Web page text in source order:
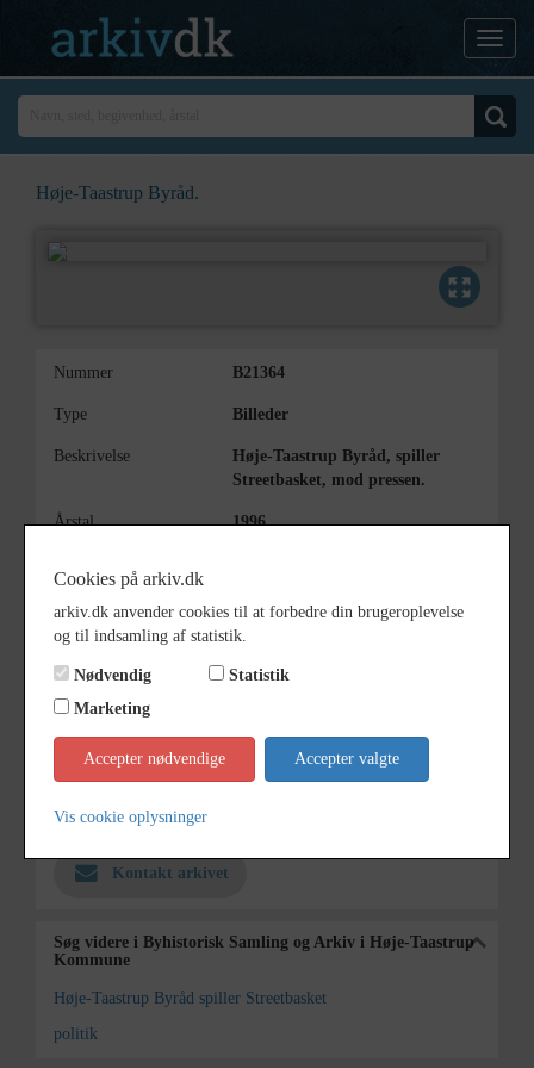
Høje-Taastrup Byråd.
Nummer B21364
Type Billeder
Beskrivelse
Høje-Taastrup Byråd, spiller
Streetbasket, mod pressen.
Årstal 1996
Fotograf Michael Wimmelmann.
Se på kort
Kontakt arkivet
Søg videre i Byhistorisk Samling og Arkiv i Høje-Taastrup
Kommune
Høje-Taastrup Byråd spiller Streetbasket
politik
Cookies på arkiv.dk
arkiv.dk anvender cookies til at forbedre din brugeroplevelse
og til indsamling af statistik.
Nødvendig
Statistik
Marketing
Accepter nødvendige Accepter valgte
Vis cookie oplysninger